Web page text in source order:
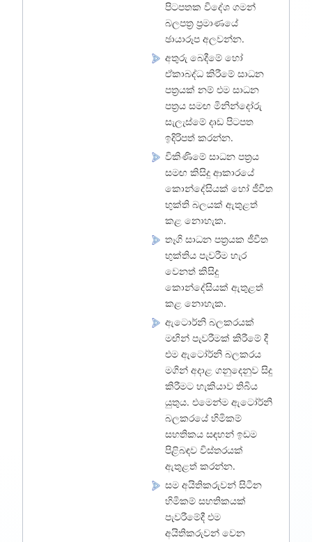
පිටපතක විදේශ ගමන්
බලපත්‍ර ප්‍රමාණයේ
ඡායාරූප අලවන්න.
අතුරු බෙදීමේ හෝ
ඒකාබද්ධ කිරීමේ සාධන
පත්‍රයක් නම් එම සාධන
පත්‍රය සමඟ මිනින්දෝරු
සැලැස්මේ දෘඩ පිටපත
ඉදිරිපත් කරන්න.
විකිණිමේ සාධන පත්‍රය
සමඟ කිසිදු ආකාරයේ
කොන්දේසියක් හෝ ජීවීත
භුක්ති බලයක් ඇතුළත්
කළ නොහැක.
තෑගි සාධන පත්‍රයක ජීවීත
භුක්තිය පැවරීම හැර
වෙනත් කිසිදු
කොන්දේසියක් ඇතුළත්
කළ නොහැක.
ඇටොර්නි බලකරයක්
මඟින් පැවරීමක් කිරීමේ දී
එම ඇටෝර්නි බලකරය
මගින් අදාළ ගනුදෙනුව සිදු
කිරීමට හැකියාව තිබිය
යුතුය. එමෙන්ම ඇටෝර්නි
බලකරයේ හිමිකම්
සහතිකය සඳහන් ඉඩම
පිළිබඳව විස්තරයක්
ඇතුළත් කරන්න.
සම අයිතිකරුවන් සිටින
හිමිකම් සහතිකයක්
පැවරීමේදී එම
අයිතිකරුවන් වෙන